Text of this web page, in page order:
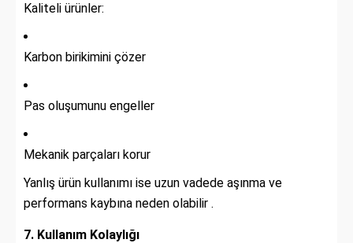
Kaliteli ürünler:
Karbon birikimini çözer
Pas oluşumunu engeller
Mekanik parçaları korur
Yanlış ürün kullanımı ise uzun vadede aşınma ve
performans kaybına neden olabilir .
7. Kullanım Kolaylığı